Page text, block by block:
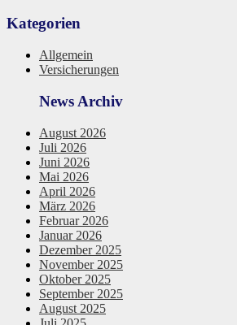
Kategorien
Allgemein
Versicherungen
News Archiv
August 2026
Juli 2026
Juni 2026
Mai 2026
April 2026
März 2026
Februar 2026
Januar 2026
Dezember 2025
November 2025
Oktober 2025
September 2025
August 2025